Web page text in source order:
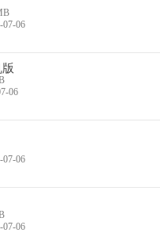
07-06
06
07-06
07-06